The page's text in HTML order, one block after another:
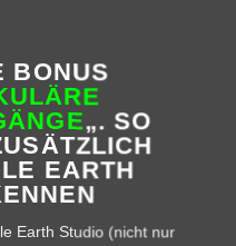
BONUS
„. SO
EARTH
Earth Studio (nicht nur